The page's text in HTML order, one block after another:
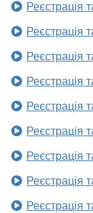
Реєстрація
Реєстрація
Реєстрація
Реєстрація
Реєстрація
Реєстрація
Реєстрація
Реєстрація
Реєстрація